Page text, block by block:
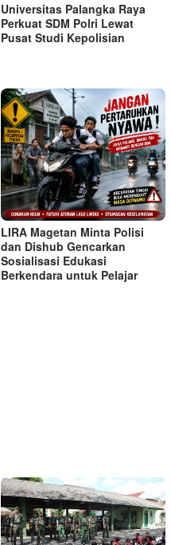
Universitas Palangka Raya
Perkuat SDM Polri Lewat
Pusat Studi Kepolisian
LIRA Magetan Minta Polisi
dan Dishub Gencarkan
Sosialisasi Edukasi
Berkendara untuk Pelajar